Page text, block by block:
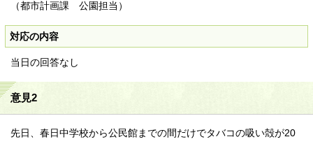
（都市計画課 公園担当）
対応の内容
当日の回答なし
意見2
先日、春日中学校から公民館までの間だけでタバコの吸い殻が20